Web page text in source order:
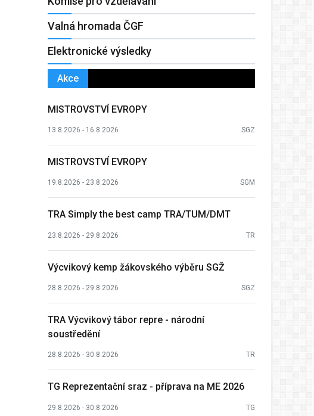
Valná hromada ČGF
Elektronické výsledky
Akce
MISTROVSTVÍ EVROPY
13.8.2026 - 16.8.2026 SGZ
MISTROVSTVÍ EVROPY
19.8.2026 - 23.8.2026 SGM
TRA Simply the best camp TRA/TUM/DMT
23.8.2026 - 29.8.2026 TR
Výcvikový kemp žákovského výběru SGŽ
28.8.2026 - 29.8.2026 SGZ
TRA Výcvikový tábor repre - národní
soustředění
28.8.2026 - 30.8.2026 TR
TG Reprezentační sraz - příprava na ME 2026
29.8.2026 - 30.8.2026 TG